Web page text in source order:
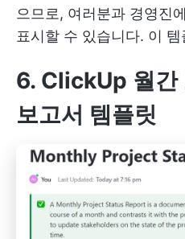
으므로, 여러분과 경영진
표시할 수 있습니다. 이 템
6. ClickUp 월간
보고서 템플릿